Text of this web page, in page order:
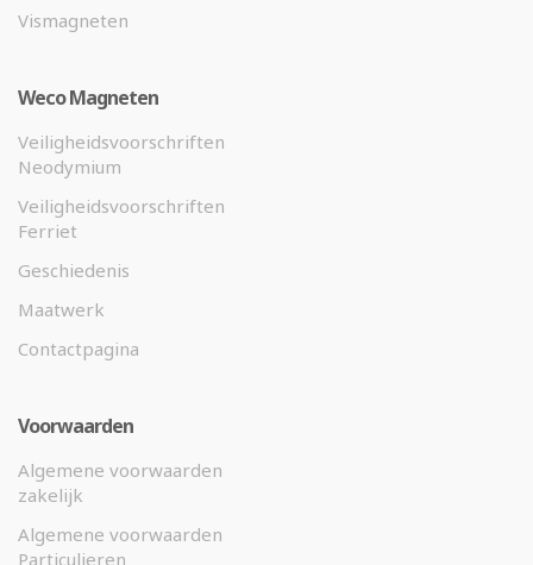
Vismagneten
Weco Magneten
Veiligheidsvoorschriften
Neodymium
Veiligheidsvoorschriften
Ferriet
Geschiedenis
Maatwerk
Contactpagina
Voorwaarden
Algemene voorwaarden
zakelijk
Algemene voorwaarden
Particulieren